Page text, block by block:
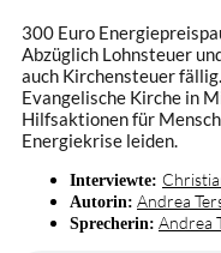
300 Euro
Abzüglich Lohnsteuer
auch Kirchensteuer
Evangelische Kirche in
Hilfsaktionen für
Energiekrise leiden.
Interviewte:
Autorin: Andrea
Sprecherin: Andrea